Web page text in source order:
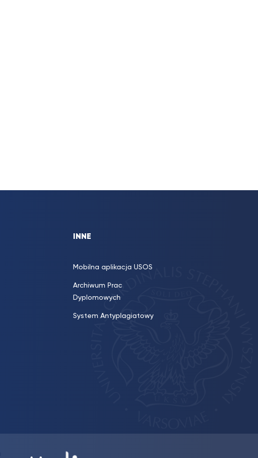
INNE
Mobilna aplikacja USOS
Archiwum Prac
Dyplomowych
System Antyplagiatowy